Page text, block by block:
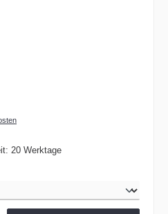
20 Werktage